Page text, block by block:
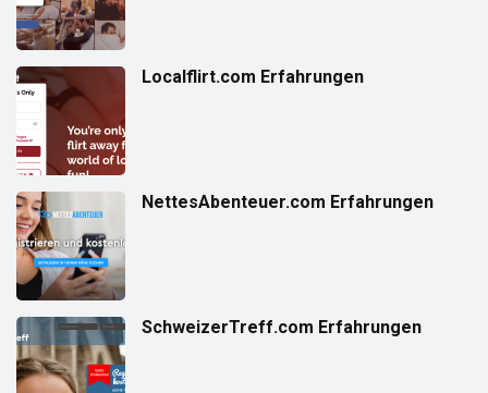
Localflirt.com Erfahrungen
NettesAbenteuer.com Erfahrungen
SchweizerTreff.com Erfahrungen